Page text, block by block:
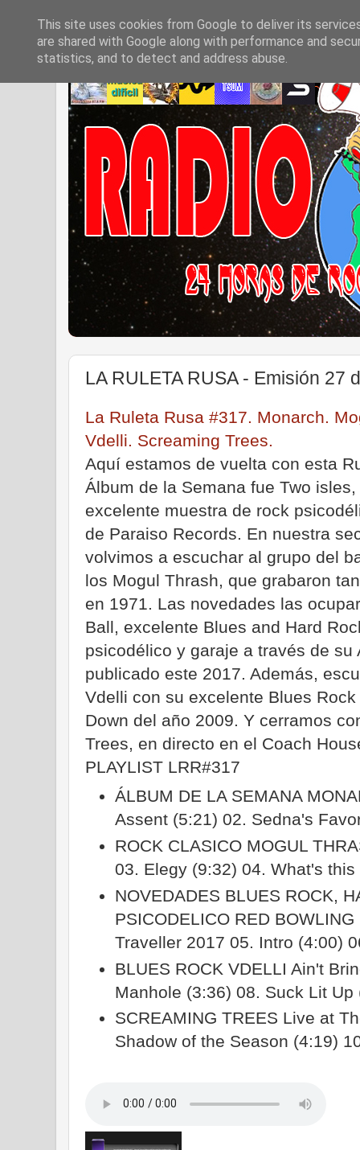
LA RULETA RUSA - Emisión 27
La Ruleta Rusa #317. Monarch.
Vdelli. Screaming Trees.
Aquí estamos de vuelta con esta
Álbum de la Semana fue Two
excelente muestra de rock
de Paraiso Records. En nuestra
volvimos a escuchar al grupo del
los Mogul Thrash, que grabaron
en 1971. Las novedades las
Ball, excelente Blues and Hard
psicodélico y garaje a través de su
publicado este 2017. Además,
Vdelli con su excelente Blues
Down del año 2009. Y cerramos
Trees, en directo en el Coach
PLAYLIST LRR#317
ÁLBUM DE LA SEMANA
Assent (5:21) 02. Sedna's
ROCK CLASICO MOGUL
03. Elegy (9:32) 04. What's
NOVEDADES BLUES ROCK,
PSICODELICO RED
Traveller 2017 05. Intro (4:00)
BLUES ROCK VDELLI Ain't
Manhole (3:36) 08. Suck Lit
SCREAMING TREES Live at
Shadow of the Season (4:19)
This site uses cookies from Google to deliver its
are shared with Google along with performance and
statistics, and to detect and address abuse.